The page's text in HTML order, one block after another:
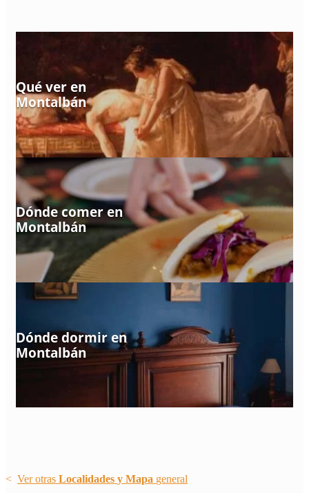
Qué ver en
Montalbán
Dónde comer en
Montalbán
Dónde dormir en
Montalbán
< Ver otras Localidades y Mapa general